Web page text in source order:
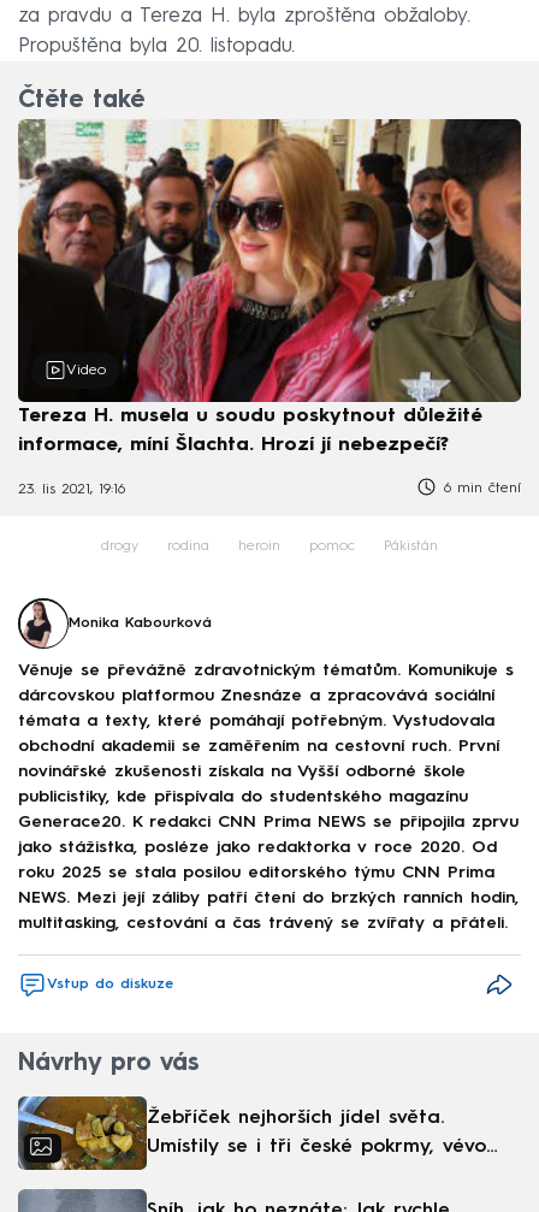
za pravdu a Tereza H. byla zproštěna obžaloby.
Propuštěna byla 20. listopadu.
Čtěte také
Video
Tereza H. musela u soudu poskytnout důležité
informace, míní Šlachta. Hrozí jí nebezpečí?
23. lis 2021, 19:16 6 min čtení
drogy rodina heroin pomoc Pákistán
Monika Kabourková
Věnuje se převážně zdravotnickým tématům. Komunikuje s
dárcovskou platformou Znesnáze a zpracovává sociální
témata a texty, které pomáhají potřebným. Vystudovala
obchodní akademii se zaměřením na cestovní ruch. První
novinářské zkušenosti získala na Vyšší odborné škole
publicistiky, kde přispívala do studentského magazínu
Generace20. K redakci CNN Prima NEWS se připojila zprvu
jako stážistka, posléze jako redaktorka v roce 2020. Od
roku 2025 se stala posilou editorského týmu CNN Prima
NEWS. Mezi její záliby patří čtení do brzkých ranních hodin,
multitasking, cestování a čas trávený se zvířaty a přáteli.
Vstup do diskuze
Návrhy pro vás
Žebříček nejhorších jídel světa.
Umístily se i tři české pokrmy, vévodí